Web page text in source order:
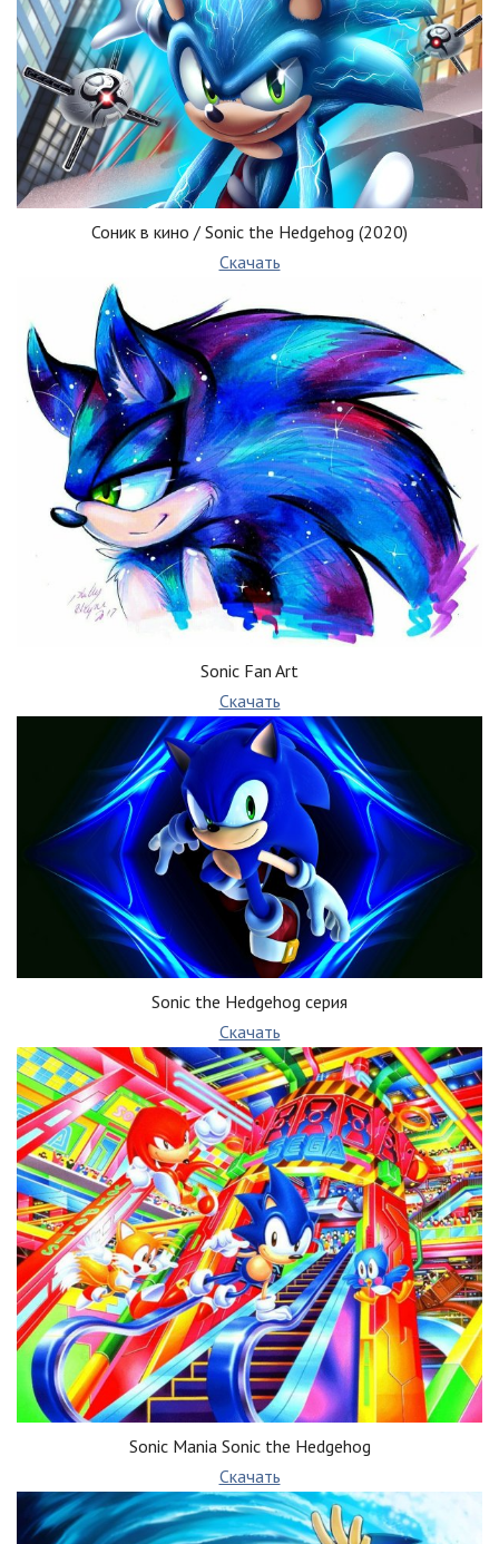
Соник в кино / Sonic the Hedgehog (2020)
Скачать
Sonic Fan Art
Скачать
Sonic the Hedgehog серия
Скачать
Sonic Mania Sonic the Hedgehog
Скачать